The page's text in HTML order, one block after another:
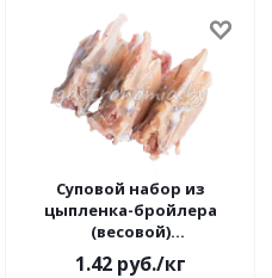
Суповой набор из
цыпленка-бройлера
(весовой)
замороженный
1.42 руб./кг